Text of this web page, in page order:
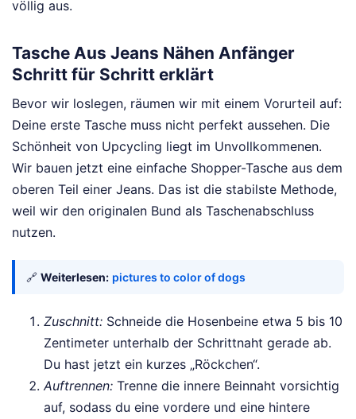
völlig aus.
Tasche Aus Jeans Nähen Anfänger
Schritt für Schritt erklärt
Bevor wir loslegen, räumen wir mit einem Vorurteil auf:
Deine erste Tasche muss nicht perfekt aussehen. Die
Schönheit von Upcycling liegt im Unvollkommenen.
Wir bauen jetzt eine einfache Shopper-Tasche aus dem
oberen Teil einer Jeans. Das ist die stabilste Methode,
weil wir den originalen Bund als Taschenabschluss
nutzen.
🔗 Weiterlesen: pictures to color of dogs
Zuschnitt: Schneide die Hosenbeine etwa 5 bis 10
Zentimeter unterhalb der Schrittnaht gerade ab.
Du hast jetzt ein kurzes „Röckchen“.
Auftrennen: Trenne die innere Beinnaht vorsichtig
auf, sodass du eine vordere und eine hintere